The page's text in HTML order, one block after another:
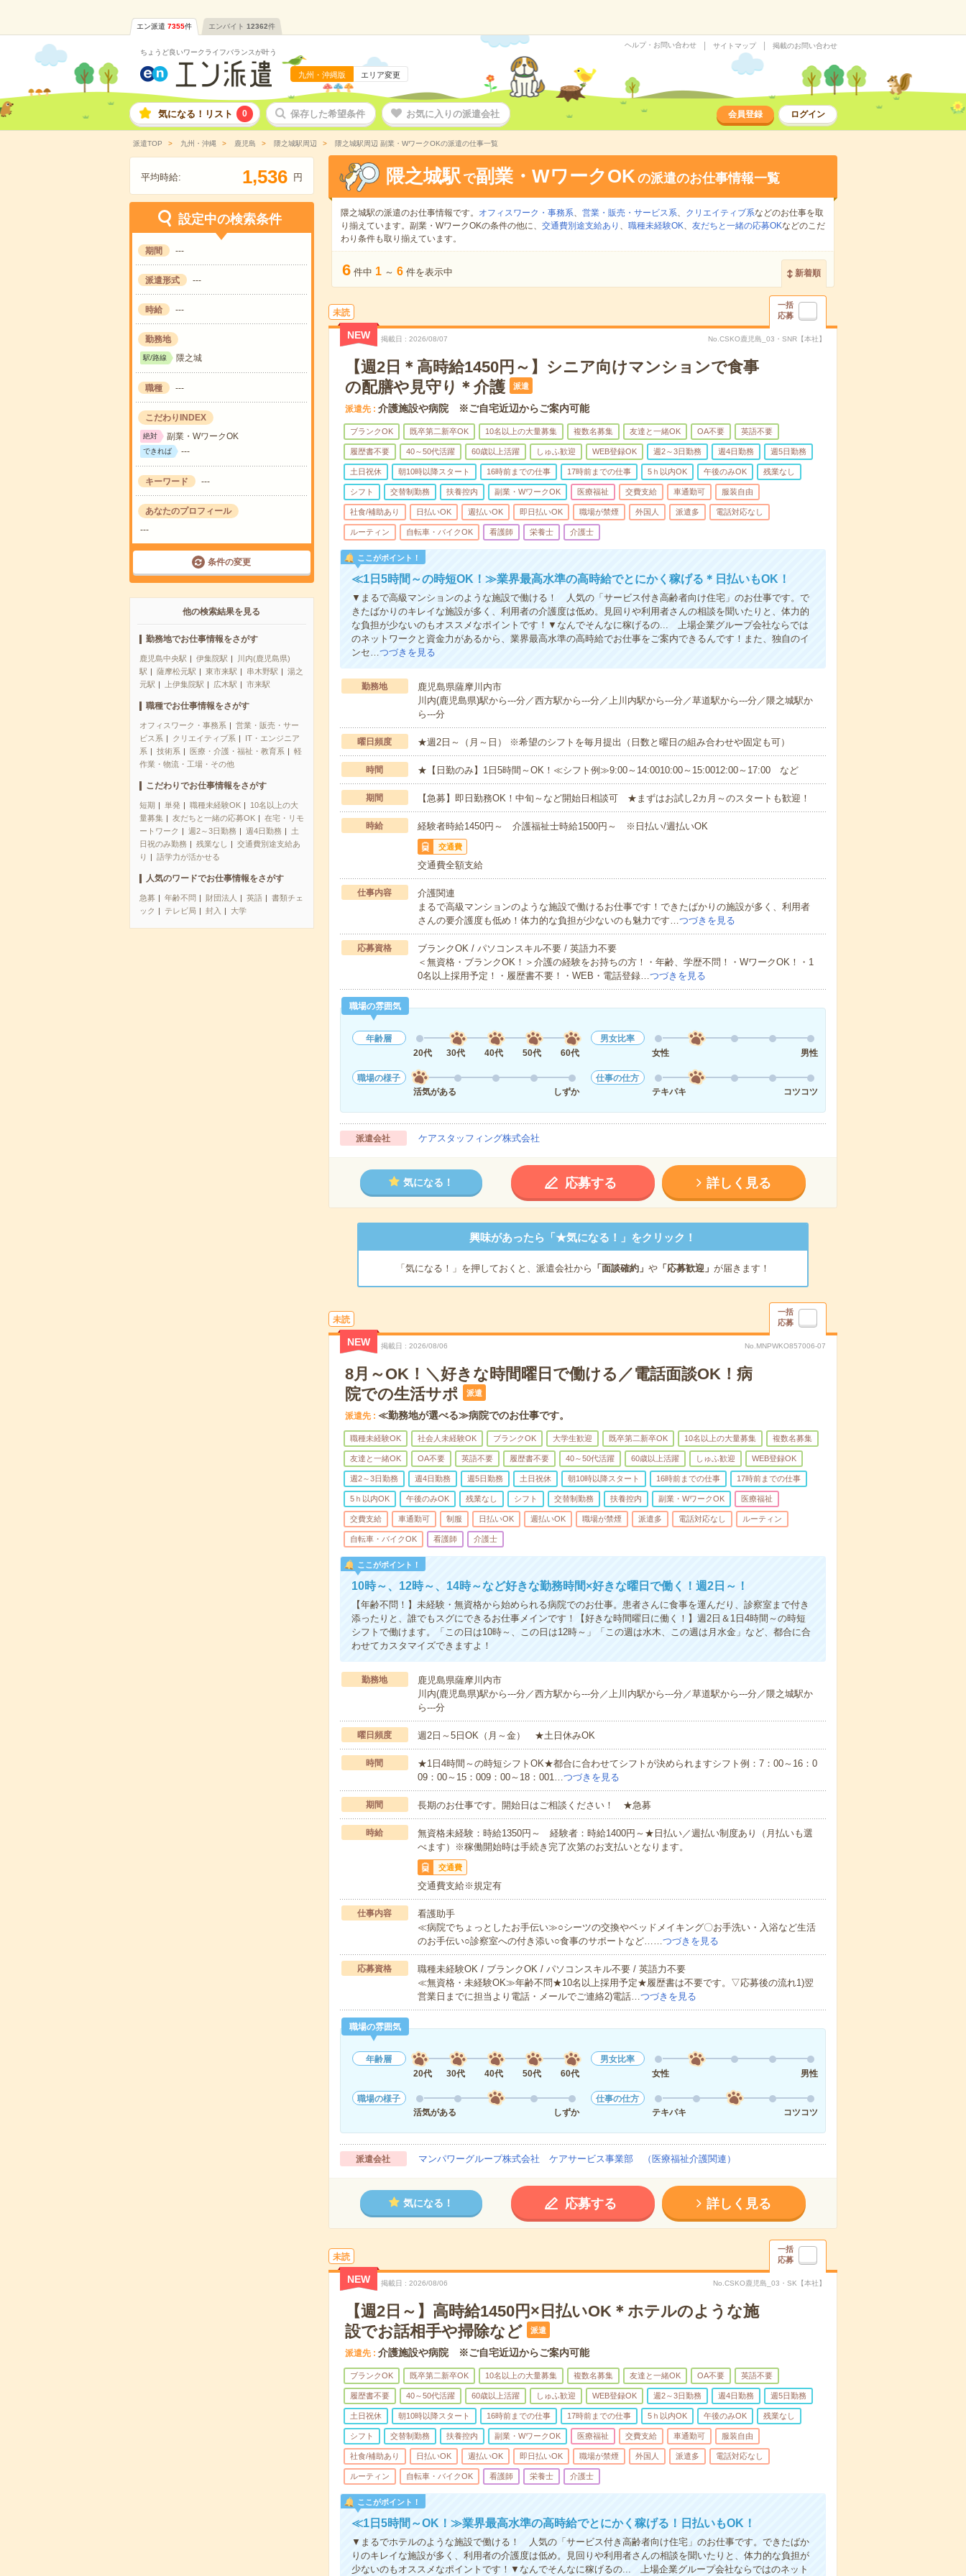
エン派遣 7355件 エンバイト 12362件
ちょうど良いワークライフバランスが叶う
九州・沖縄版 エリア変更
ヘルプ・お問い合わせ サイトマップ 掲載のお問い合わせ
気になる！リスト 0 保存した希望条件 お気に入りの派遣会社 会員登録 ログイン
派遣TOP 九州・沖縄 鹿児島 隈之城駅周辺 隈之城駅周辺 副業・WワークOKの派遣の仕事一覧
平均時給: 1,536 円
設定中の検索条件
期間 ---
派遣形式 ---
時給 ---
勤務地
駅/路線 隈之城
職種 ---
こだわりINDEX
絶対 副業・WワークOK
できれば ---
キーワード ---
あなたのプロフィール
---
条件の変更
他の検索結果を見る
勤務地でお仕事情報をさがす
鹿児島中央駅 伊集院駅
川内(鹿児島県)
駅
薩摩松元駅 東市来駅 串木野駅
湯之
元駅
上伊集院駅 広木駅 市来駅
職種でお仕事情報をさがす
オフィスワーク・事務系
営業・販売・サー
ビス系
クリエイティブ系
IT・エンジニア
系
技術系 医療・介護・福祉・教育系
軽
作業・物流・工場・その他
こだわりでお仕事情報をさがす
短期 単発 職種未経験OK
10名以上の大
量募集
友だちと一緒の応募OK
在宅・リモ
ートワーク
週2～3日勤務 週4日勤務
土
日祝のみ勤務
残業なし
交通費別途支給あ
り
語学力が活かせる
人気のワードでお仕事情報をさがす
急募 年齢不問 財団法人 英語
書類チェ
ック
テレビ局 封入 大学
隈之城駅 で副業・WワークOKの派遣のお仕事情報一覧
隈之城駅の派遣のお仕事情報です。 オフィスワーク・事務系、 営業・販売・サービス系、 クリエイティブ系などのお仕事を取
り揃えています。副業・WワークOKの条件の他に、 交通費別途支給あり 、 職種未経験OK、 友だちと一緒の応募OKなどのこだ
わり条件も取り揃えています。
6 件中 1 ～ 6 件を表示中 新着順
未読
一括
応募
NEW 掲載日 2026/08/07 No.CSKO鹿児島_03・SNR【本社】
【週2日＊高時給1450円～】シニア向けマンションで食事
の配膳や見守り＊介護
派遣
派遣先 介護施設や病院 ※ご自宅近辺からご案内可能
ブランクOK 既卒第二新卒OK 10名以上の大量募集 複数名募集 友達と一緒OK OA不要 英語不要
履歴書不要 40～50代活躍 60歳以上活躍 しゅふ歓迎 WEB登録OK 週2～3日勤務 週4日勤務 週5日勤務
土日祝休 朝10時以降スタート 16時前までの仕事 17時前までの仕事 5ｈ以内OK 午後のみOK 残業なし
シフト 交替制勤務 扶養控内 副業・WワークOK 医療福祉 交費支給 車通勤可 服装自由
社食/補助あり 日払いOK 週払いOK 即日払いOK 職場が禁煙 外国人 派遣多 電話対応なし
ルーティン 自転車・バイクOK 看護師 栄養士 介護士
ここがポイント！
≪1日5時間～の時短OK！≫業界最高水準の高時給でとにかく稼げる＊日払いもOK！
▼まるで高級マンションのような施設で働ける！ 人気の「サービス付き高齢者向け住宅」のお仕事です。で
きたばかりのキレイな施設が多く、利用者の介護度は低め。見回りや利用者さんの相談を聞いたりと、体力的
な負担が少ないのもオススメなポイントです！▼なんでそんなに稼げるの... 上場企業グループ会社ならでは
のネットワークと資金力があるから、業界最高水準の高時給でお仕事をご案内できるんです！また、独自のイ
ンセ…つづきを見る
勤務地
鹿児島県薩摩川内市
川内(鹿児島県)駅から---分／西方駅から---分／上川内駅から---分／草道駅から---分／隈之城駅か
ら---分
曜日頻度 ★週2日～（月～日） ※希望のシフトを毎月提出（日数と曜日の組み合わせや固定も可）
時間 ★【日勤のみ】1日5時間～OK！≪シフト例≫9:00～14:0010:00～15:0012:00～17:00 など
期間 【急募】即日勤務OK！中旬～など開始日相談可 ★まずはお試し2カ月～のスタートも歓迎！
時給 経験者時給1450円～ 介護福祉士時給1500円～ ※日払い/週払いOK
交通費
交通費全額支給
仕事内容
介護関連
まるで高級マンションのような施設で働けるお仕事です！できたばかりの施設が多く、利用者
さんの要介護度も低め！体力的な負担が少ないのも魅力です…つづきを見る
応募資格
ブランクOK / パソコンスキル不要 / 英語力不要
＜無資格・ブランクOK！＞介護の経験をお持ちの方！・年齢、学歴不問！・WワークOK！・1
0名以上採用予定！・履歴書不要！・WEB・電話登録…つづきを見る
職場の雰囲気
年齢層
20代
30代 40代 50代 60代
男女比率
女性
男性
職場の様子
活気がある
しずか
仕事の仕方
テキパキ
コツコツ
派遣会社 ケアスタッフィング株式会社
気になる！ 応募する 詳しく見る
興味があったら「★気になる！」をクリック！
「気になる！」を押しておくと、派遣会社から 「面談確約」 や「応募歓迎」 が届きます！
未読
一括
応募
NEW 掲載日 2026/08/06 No.MNPWKO857006-07
8月～OK！＼好きな時間曜日で働ける／電話面談OK！病
院での生活サポ
派遣
派遣先 ≪勤務地が選べる≫病院でのお仕事です。
職種未経験OK 社会人未経験OK ブランクOK 大学生歓迎 既卒第二新卒OK 10名以上の大量募集 複数名募集
友達と一緒OK OA不要 英語不要 履歴書不要 40～50代活躍 60歳以上活躍 しゅふ歓迎 WEB登録OK
週2～3日勤務 週4日勤務 週5日勤務 土日祝休 朝10時以降スタート 16時前までの仕事 17時前までの仕事
5ｈ以内OK 午後のみOK 残業なし シフト 交替制勤務 扶養控内 副業・WワークOK 医療福祉
交費支給 車通勤可 制服 日払いOK 週払いOK 職場が禁煙 派遣多 電話対応なし ルーティン
自転車・バイクOK 看護師 介護士
ここがポイント！
10時～、12時～、14時～など好きな勤務時間×好きな曜日で働く！週2日～！
【年齢不問！】未経験・無資格から始められる病院でのお仕事。患者さんに食事を運んだり、診察室まで付き
添ったりと、誰でもスグにできるお仕事メインです！【好きな時間曜日に働く！】週2日＆1日4時間～の時短
シフトで働けます。「この日は10時～、この日は12時～」「この週は水木、この週は月水金」など、都合に合
わせてカスタマイズできますよ！
勤務地
鹿児島県薩摩川内市
川内(鹿児島県)駅から---分／西方駅から---分／上川内駅から---分／草道駅から---分／隈之城駅か
ら---分
曜日頻度 週2日～5日OK（月～金） ★土日休みOK
時間
★1日4時間～の時短シフトOK★都合に合わせてシフトが決められますシフト例：7：00～16：0
09：00～15：009：00～18：001…つづきを見る
期間 長期のお仕事です。開始日はご相談ください！ ★急募
時給
無資格未経験：時給1350円～ 経験者：時給1400円～★日払い／週払い制度あり（月払いも選
べます）※稼働開始時は手続き完了次第のお支払いとなります。
交通費
交通費支給※規定有
仕事内容
看護助手
≪病院でちょっとしたお手伝い≫○シーツの交換やベッドメイキング〇お手洗い・入浴など生活
のお手伝い○診察室への付き添い○食事のサポートなど……つづきを見る
応募資格
職種未経験OK / ブランクOK / パソコンスキル不要 / 英語力不要
≪無資格・未経験OK≫年齢不問★10名以上採用予定★履歴書は不要です。▽応募後の流れ1)翌
営業日までに担当より電話・メールでご連絡2)電話…つづきを見る
職場の雰囲気
年齢層
20代
30代 40代 50代 60代
男女比率
女性
男性
職場の様子
活気がある
しずか
仕事の仕方
テキパキ
コツコツ
派遣会社 マンパワーグループ株式会社 ケアサービス事業部 （医療福祉介護関連）
気になる！ 応募する 詳しく見る
未読
一括
応募
NEW 掲載日 2026/08/06 No.CSKO鹿児島_03・SK【本社】
【週2日～】高時給1450円×日払いOK＊ホテルのような施
設でお話相手や掃除など
派遣
派遣先 介護施設や病院 ※ご自宅近辺からご案内可能
ブランクOK 既卒第二新卒OK 10名以上の大量募集 複数名募集 友達と一緒OK OA不要 英語不要
履歴書不要 40～50代活躍 60歳以上活躍 しゅふ歓迎 WEB登録OK 週2～3日勤務 週4日勤務 週5日勤務
土日祝休 朝10時以降スタート 16時前までの仕事 17時前までの仕事 5ｈ以内OK 午後のみOK 残業なし
シフト 交替制勤務 扶養控内 副業・WワークOK 医療福祉 交費支給 車通勤可 服装自由
社食/補助あり 日払いOK 週払いOK 即日払いOK 職場が禁煙 外国人 派遣多 電話対応なし
ルーティン 自転車・バイクOK 看護師 栄養士 介護士
ここがポイント！
≪1日5時間～OK！≫業界最高水準の高時給でとにかく稼げる！日払いもOK！
▼まるでホテルのような施設で働ける！ 人気の「サービス付き高齢者向け住宅」のお仕事です。できたばか
りのキレイな施設が多く、利用者の介護度は低め。見回りや利用者さんの相談を聞いたりと、体力的な負担が
少ないのもオススメなポイントです！▼なんでそんなに稼げるの... 上場企業グループ会社ならではのネット